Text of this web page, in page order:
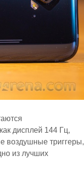
дисплей 144 Гц,
воздушные триггеры,
из лучших